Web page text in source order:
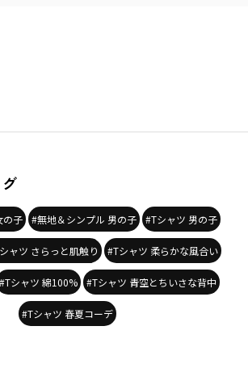
の子 #無地＆シンプル 男の子 #Tシャツ 男の子
ャツ さらっと肌触り #Tシャツ 柔らかな風合い
#Tシャツ 綿100% #Tシャツ 青空とちいさな背中
#Tシャツ 春夏コーデ